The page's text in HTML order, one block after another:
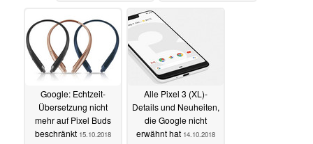
Google: Echtzeit-
Übersetzung nicht
mehr auf Pixel Buds
beschränkt 15.10.2018
Alle Pixel 3 (XL)-
Details und Neuheiten,
die Google nicht
erwähnt hat 14.10.2018